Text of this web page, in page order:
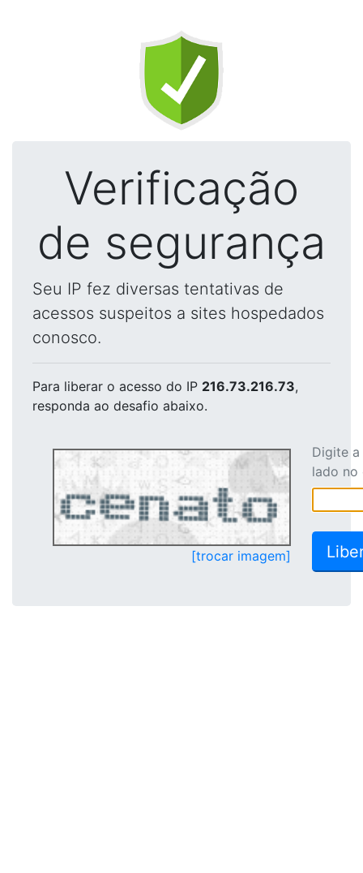
Verificação
de segurança
Seu IP fez diversas tentativas de
acessos suspeitos a sites hospedados
conosco.
Para liberar o acesso do IP 216.73.216.73,
responda ao desafio abaixo.
[trocar imagem]
Digite
lado no